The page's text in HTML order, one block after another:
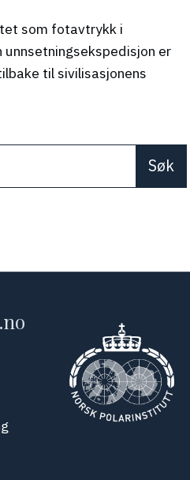
som fotavtrykk i
er
til sivilisasjonens
When autocomplete